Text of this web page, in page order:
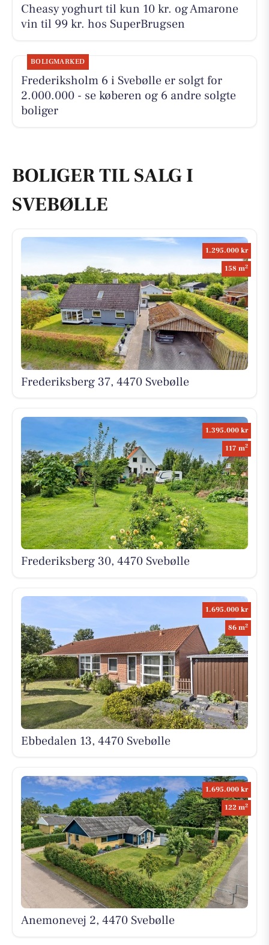
Cheasy yoghurt til kun 10 kr. og Amarone
vin til 99 kr. hos SuperBrugsen
BOLIGMARKED
Frederiksholm 6 i Svebølle er solgt for
2.000.000 - se køberen og 6 andre solgte
boliger
BOLIGER TIL SALG I
SVEBØLLE
1.295.000 kr
158 m2
Frederiksberg 37, 4470 Svebølle
1.395.000 kr
117 m2
Frederiksberg 30, 4470 Svebølle
1.695.000 kr
86 m2
Ebbedalen 13, 4470 Svebølle
1.695.000 kr
122 m2
Anemonevej 2, 4470 Svebølle